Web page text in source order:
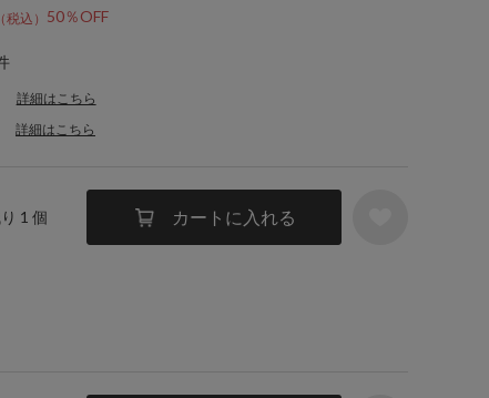
50％OFF
詳細はこちら
1 個 カートに入れる
詳細はこちら